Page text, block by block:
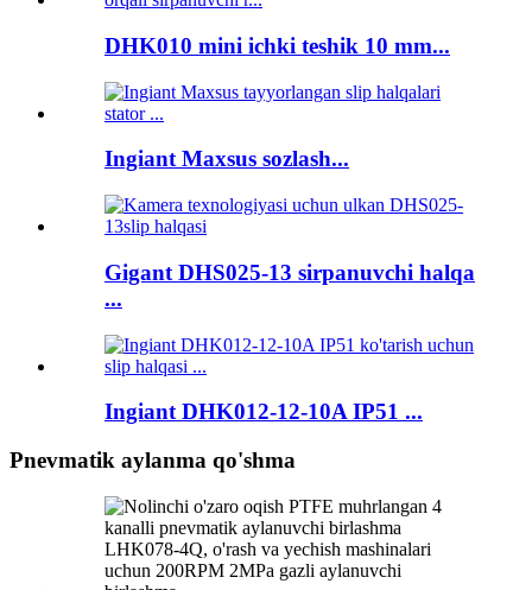
DHK010 mini ichki teshik 10 mm...
Ingiant Maxsus sozlash...
Gigant DHS025-13 sirpanuvchi halqa
...
Ingiant DHK012-12-10A IP51 ...
Pnevmatik aylanma qo'shma